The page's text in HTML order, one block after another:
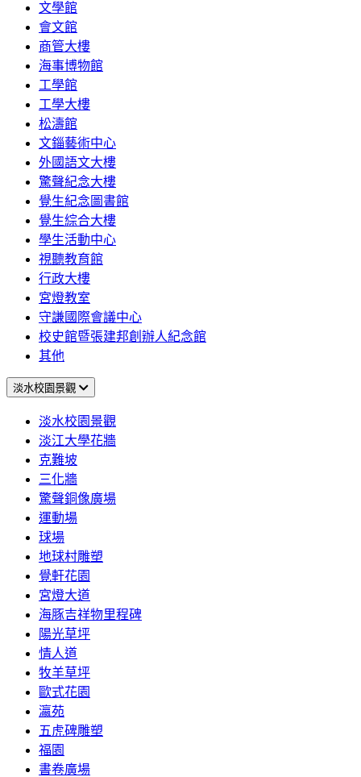
文學館
會文館
商管大樓
海事博物館
工學館
工學大樓
松濤館
文錙藝術中心
外國語文大樓
驚聲紀念大樓
覺生紀念圖書館
覺生綜合大樓
學生活動中心
視聽教育館
行政大樓
宮燈教室
守謙國際會議中心
校史館暨張建邦創辦人紀念館
其他
淡水校園景觀
淡水校園景觀
淡江大學花牆
克難坡
三化牆
驚聲銅像廣場
運動場
球場
地球村雕塑
覺軒花園
宮燈大道
海豚吉祥物里程碑
陽光草坪
情人道
牧羊草坪
歐式花園
瀛苑
五虎碑雕塑
福園
書卷廣場